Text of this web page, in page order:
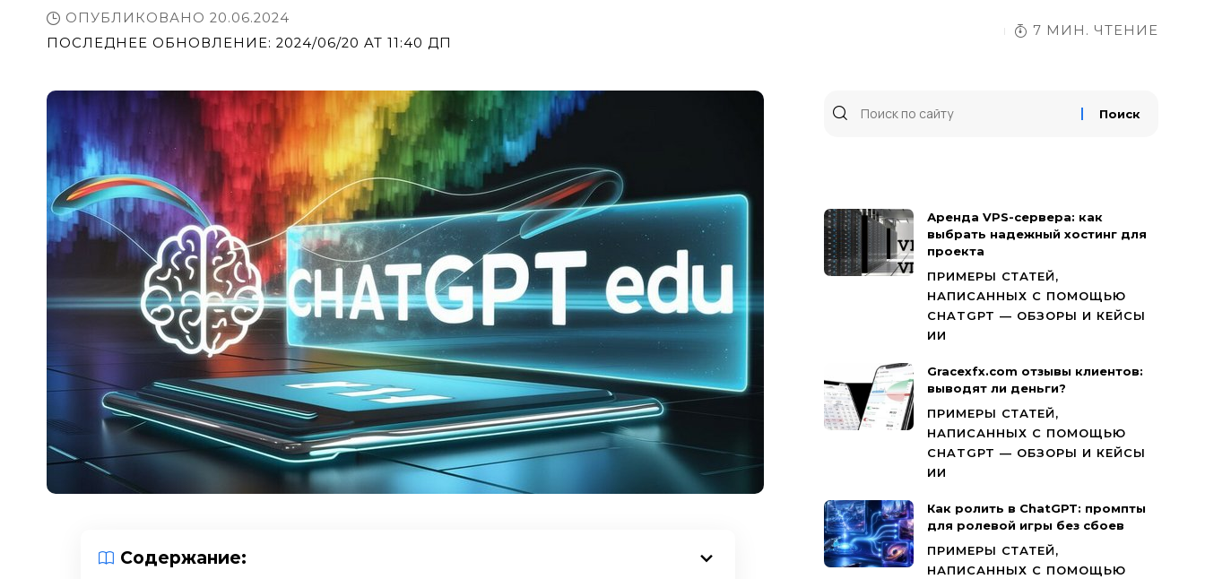
ПОСЛЕДНЕЕ ОБНОВЛЕНИЕ: 2024/06/20 AT 11:40 ДП
ОПУБЛИКОВАНО 20.06.2024
7 МИН. ЧТЕНИЕ
Содержание:
Аренда VPS-сервера: как
выбрать надежный хостинг для
проекта
ПРИМЕРЫ СТАТЕЙ,
НАПИСАННЫХ С ПОМОЩЬЮ
CHATGPT — ОБЗОРЫ И КЕЙСЫ
ИИ
Gracexfx.com отзывы клиентов:
выводят ли деньги?
ПРИМЕРЫ СТАТЕЙ,
НАПИСАННЫХ С ПОМОЩЬЮ
CHATGPT — ОБЗОРЫ И КЕЙСЫ
ИИ
Как ролить в ChatGPT: промпты
для ролевой игры без сбоев
ПРИМЕРЫ СТАТЕЙ,
НАПИСАННЫХ С ПОМОЩЬЮ